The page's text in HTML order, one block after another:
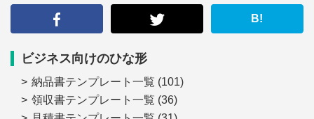
B!
ビジネス向けのひな形
納品書テンプレート一覧 (101)
領収書テンプレート一覧 (36)